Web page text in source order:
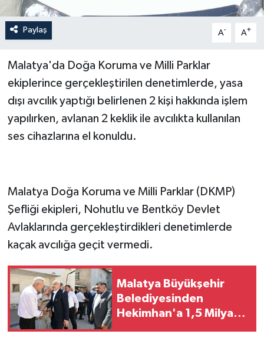
Paylaş A- A+
Malatya'da Doğa Koruma ve Milli Parklar
ekiplerince gerçekleştirilen denetimlerde, yasa
dışı avcılık yaptığı belirlenen 2 kişi hakkında işlem
yapılırken, avlanan 2 keklik ile avcılıkta kullanılan
ses cihazlarına el konuldu.
Malatya Doğa Koruma ve Milli Parklar (DKMP)
Şefliği ekipleri, Nohutlu ve Bentköy Devlet
Avlaklarında gerçekleştirdikleri denetimlerde
kaçak avcılığa geçit vermedi.
Malatya Büyükşehir
Belediyesinden
Hekimhan'a 1,5 Milyar